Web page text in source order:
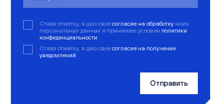
Ставя отметку, я даю свое согласие на обработку моих
персональных данных и принимаю условия политики
конфиденциальности
Ставя отметку, я даю свое согласие на получение
уведомлений
Отправить